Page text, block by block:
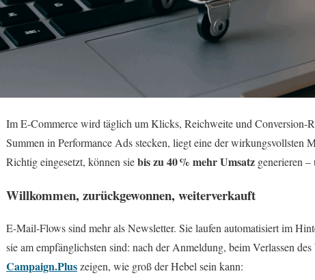
Im E-Commerce wird täglich um Klicks, Reichweite und Conversion-
Summen in Performance Ads stecken, liegt eine der wirkungsvollsten
Richtig eingesetzt, können siebis zu 40 % mehr Umsatz generieren
Willkommen, zurückgewonnen, weiterverkauft
E-Mail-Flows sind mehr als Newsletter. Sie laufen automatisiert im
sie am empfänglichsten sind: nach der Anmeldung, beim Verlassen
Campaign.Pluszeigen, wie groß der Hebel sein kann: